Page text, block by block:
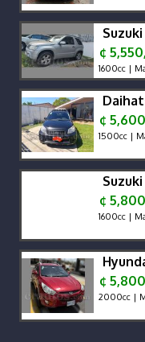
¢
1600cc |
¢
1500cc |
¢
1600cc |
¢
2000cc |